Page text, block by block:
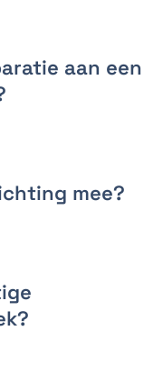
aan een
mee?